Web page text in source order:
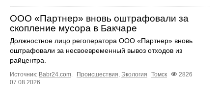
ООО «Партнер» вновь оштрафовали за
скопление мусора в Бакчаре
Должностное лицо регоператора ООО «Партнер» вновь
оштрафовали за несвоевременный вывоз отходов из
райцентра.
Источник: Babr24.com Происшествия Экология Томск
2826
07.08.2026